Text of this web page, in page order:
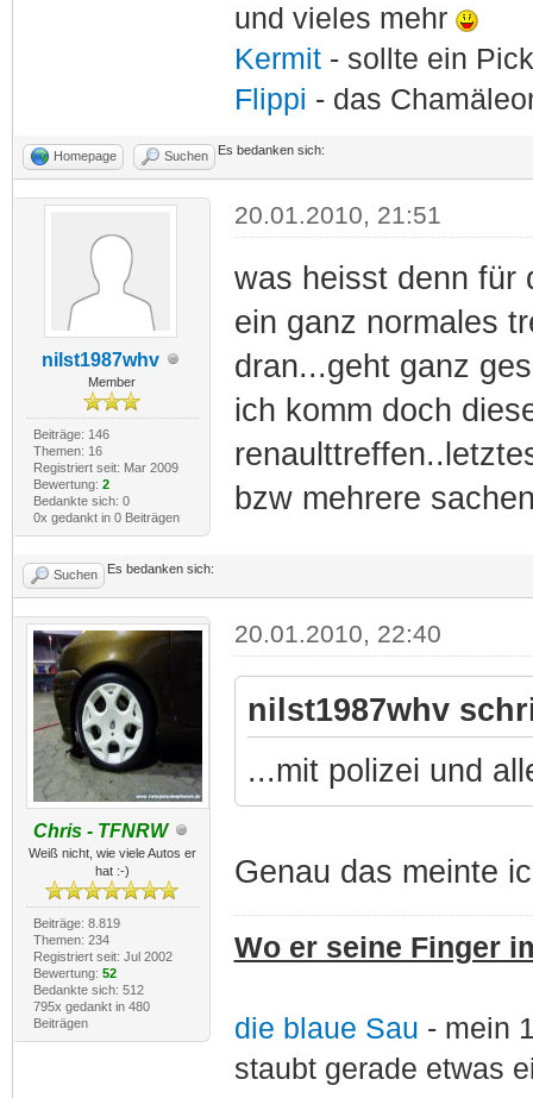
und vieles mehr
Kermit- sollte ein
Flippi - das
Homepage Suchen Es bedanken sich:
nilst1987whv
Member
Beiträge: 146
Themen: 16
Registriert seit: Mar 2009
Bewertung: 2
Bedankte sich: 0
0x gedankt in 0 Beiträgen
20.01.2010, 21:51
was heisst denn für
ein ganz normales
dran...geht ganz
ich komm doch
bzw mehrere
Suchen Es bedanken sich:
Chris - TFNRW
Weiß nicht, wie viele Autos er
hat :-)
Beiträge: 8.819
Themen: 234
Registriert seit: Jul 2002
Bewertung: 52
Bedankte sich: 512
795x gedankt in 480
Beiträgen
20.01.2010, 22:40
nilst1987whv
...mit polizei und
Genau das meinte
Wo er seine Finger
die blaue Sau - mein
staubt gerade etwas